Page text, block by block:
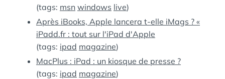
(tags: msn windows live)
Après iBooks, Apple lancera t-elle iMags ? «
iPadd.fr : tout sur l'iPad d'Apple
(tags: ipad magazine)
MacPlus : iPad : un kiosque de presse ?
(tags: ipad magazine)